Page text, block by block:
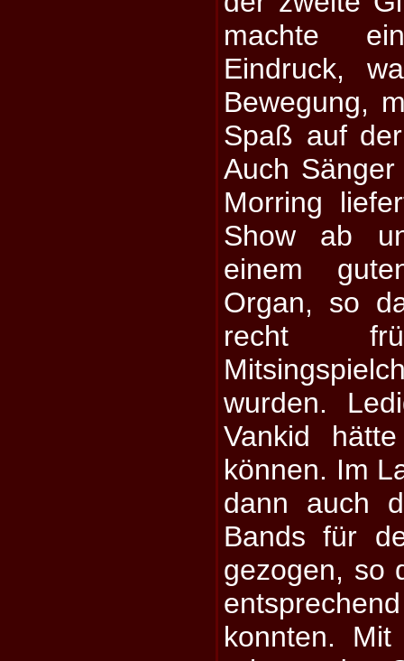
machte
Eindruck,
Bewegung,
Spaß auf
Auch
Morring
Show ab
einem
Organ, so
recht
wurden.
Vankid
können. Im
dann auch
Bands für
gezogen, so
konnten.